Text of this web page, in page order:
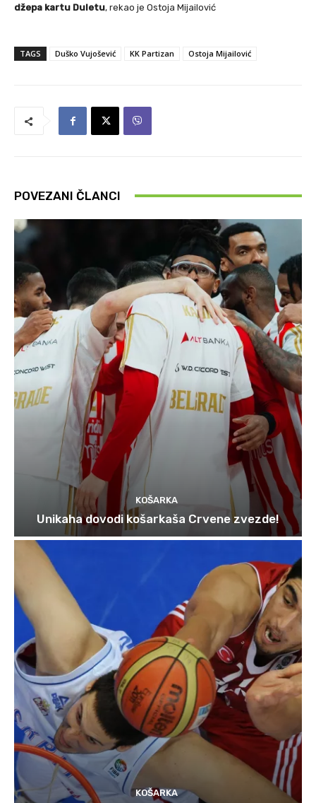
džepa kartu Duletu, rekao je Ostoja Mijailović
TAGS Duško Vujošević KK Partizan Ostoja Mijailović
POVEZANI ČLANCI
KOŠARKA
Unikaha dovodi košarkaša Crvene zvezde!
KOŠARKA